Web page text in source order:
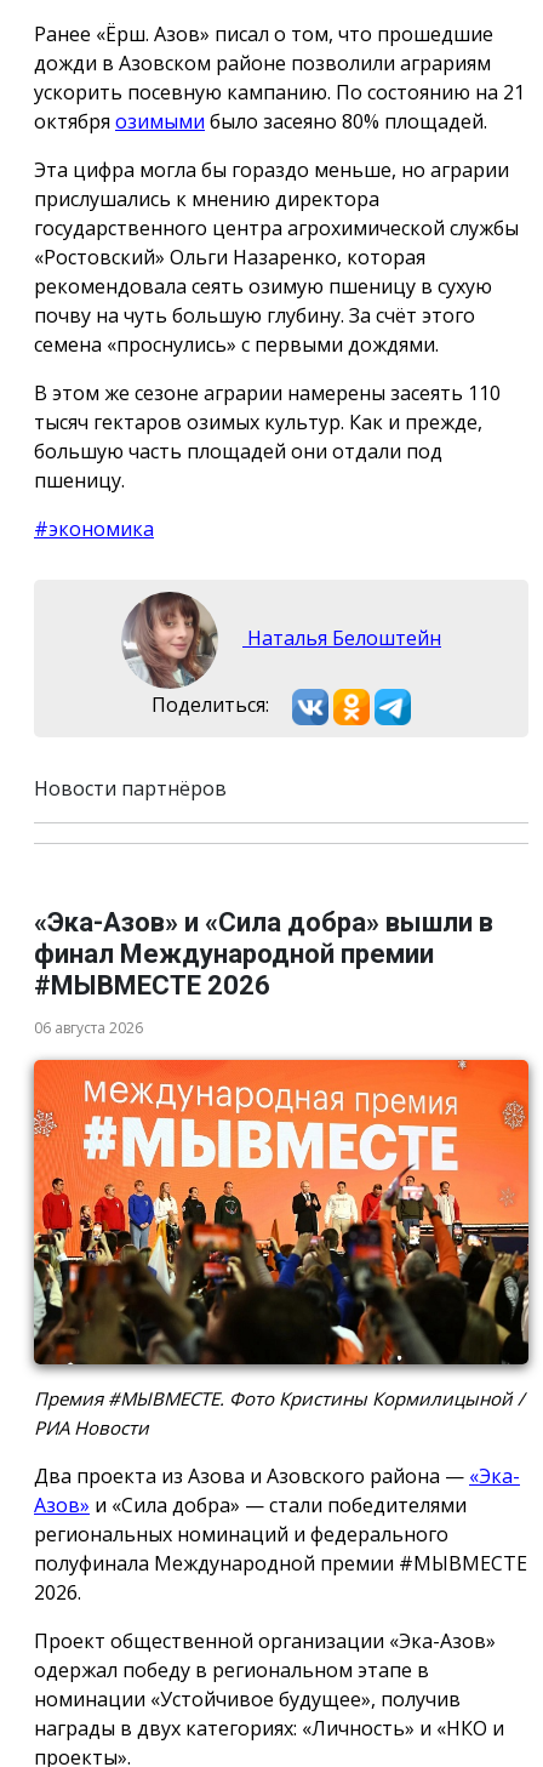
Ранее «Ёрш. Азов» писал о том, что прошедшие
дожди в Азовском районе позволили аграриям
ускорить посевную кампанию. По состоянию на 21
октября озимыми было засеяно 80% площадей.
Эта цифра могла бы гораздо меньше, но аграрии
прислушались к мнению директора
государственного центра агрохимической службы
«Ростовский» Ольги Назаренко, которая
рекомендовала сеять озимую пшеницу в сухую
почву на чуть большую глубину. За счёт этого
семена «проснулись» с первыми дождями.
В этом же сезоне аграрии намерены засеять 110
тысяч гектаров озимых культур. Как и прежде,
большую часть площадей они отдали под
пшеницу.
#экономика
Наталья Белоштейн
Поделиться:
Новости партнёров
«Эка-Азов» и «Сила добра» вышли в
финал Международной премии
#МЫВМЕСТЕ 2026
06 августа 2026
Премия #МЫВМЕСТЕ. Фото Кристины Кормилицыной /
РИА Новости
Два проекта из Азова и Азовского района — «Эка-
Азов» и «Сила добра» — стали победителями
региональных номинаций и федерального
полуфинала Международной премии #МЫВМЕСТЕ
2026.
Проект общественной организации «Эка-Азов»
одержал победу в региональном этапе в
номинации «Устойчивое будущее», получив
награды в двух категориях: «Личность» и «НКО и
проекты».